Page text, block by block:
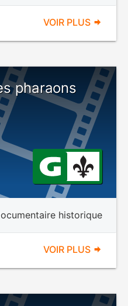
VOIR PLUS
pharaons
historique
VOIR PLUS